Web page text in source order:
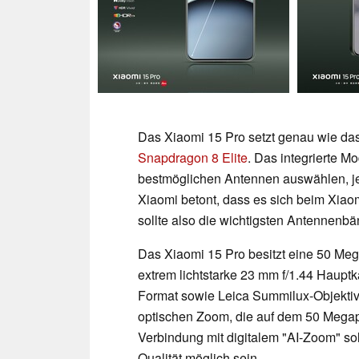
Das Xiaomi 15 Pro setzt genau wie
Snapdragon 8 Elite. Das integrierte
bestmöglichen Antennen auswählen,
Xiaomi betont, dass es sich beim
sollte also die wichtigsten
Das Xiaomi 15 Pro besitzt eine 50
extrem lichtstarke 23 mm f/1.44
Format sowie Leica Summilux-
optischen Zoom, die auf dem 50
Verbindung mit digitalem "AI-Zoom"